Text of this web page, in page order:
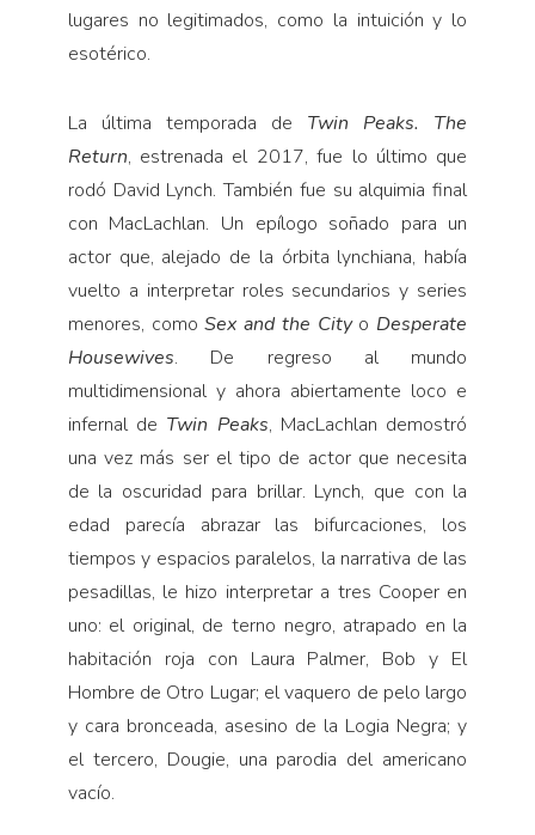
lugares no legitimados, como la intuición y lo
esotérico.
La última temporada de Twin Peaks. The
Return, estrenada el 2017, fue lo último que
rodó David Lynch. También fue su alquimia final
con MacLachlan. Un epílogo soñado para un
actor que, alejado de la órbita lynchiana, había
vuelto a interpretar roles secundarios y series
menores, comoSex and the City o Desperate
Housewives. De regreso al mundo
multidimensional y ahora abiertamente loco e
infernal de Twin Peaks, MacLachlan demostró
una vez más ser el tipo de actor que necesita
de la oscuridad para brillar. Lynch, que con la
edad parecía abrazar las bifurcaciones, los
tiempos y espacios paralelos, la narrativa de las
pesadillas, le hizo interpretar a tres Cooper en
uno: el original, de terno negro, atrapado en la
habitación roja con Laura Palmer, Bob y El
Hombre de Otro Lugar; el vaquero de pelo largo
y cara bronceada, asesino de la Logia Negra; y
el tercero, Dougie, una parodia del americano
vacío.